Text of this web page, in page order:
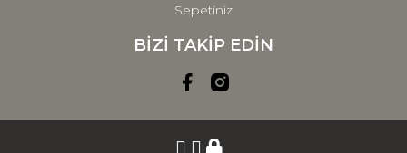
Sepetiniz
BİZİ TAKİP EDİN